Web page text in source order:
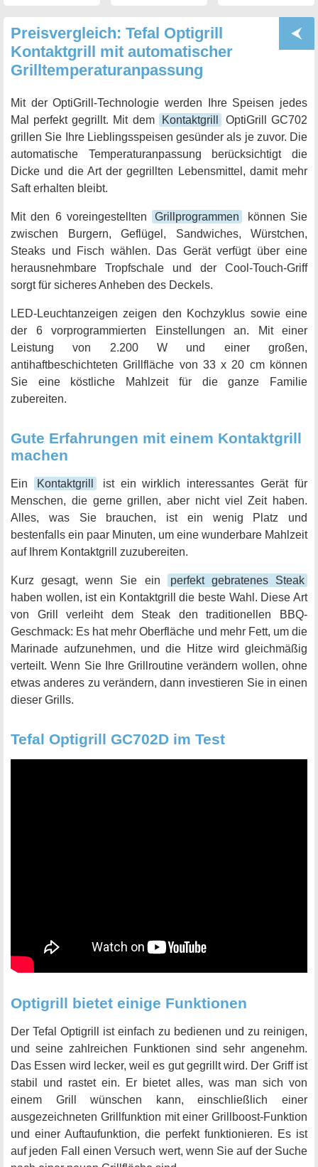
Kontrollleuchte
Schwarz
Kontrollleuchte
Schwarz
Preisvergleich: Tefal Optigrill
Kontaktgrill mit automatischer
Grilltemperaturanpassung
Mit der OptiGrill-Technologie werden Ihre Speisen jedes
Mal perfekt gegrillt. Mit dem
Kontaktgrill
OptiGrill GC702
grillen Sie Ihre Lieblingsspeisen gesünder als je zuvor. Die
automatische Temperaturanpassung berücksichtigt die
Dicke und die Art der gegrillten Lebensmittel, damit mehr
Saft erhalten bleibt.
Mit den 6 voreingestellten Grillprogrammen
können Sie
zwischen Burgern, Geflügel, Sandwiches, Würstchen,
Steaks und Fisch wählen. Das Gerät verfügt über eine
herausnehmbare Tropfschale und der Cool-Touch-Griff
sorgt für sicheres Anheben des Deckels.
LED-Leuchtanzeigen zeigen den Kochzyklus sowie eine
der 6 vorprogrammierten Einstellungen an. Mit einer
Leistung von 2.200 W und einer großen,
antihaftbeschichteten Grillfläche von 33 x 20 cm können
Sie eine köstliche Mahlzeit für die ganze Familie
zubereiten.
Gute Erfahrungen mit einem Kontaktgrill
machen
Ein Kontaktgrill
ist ein wirklich interessantes Gerät für
Menschen, die gerne grillen, aber nicht viel Zeit haben.
Alles, was Sie brauchen, ist ein wenig Platz und
bestenfalls ein paar Minuten, um eine wunderbare Mahlzeit
auf Ihrem Kontaktgrill zuzubereiten.
Kurz gesagt, wenn Sie ein
perfekt gebratenes Steak
haben wollen, ist ein Kontaktgrill die beste Wahl. Diese Art
von Grill verleiht dem Steak den traditionellen BBQ-
Geschmack: Es hat mehr Oberfläche und mehr Fett, um die
Marinade aufzunehmen, und die Hitze wird gleichmäßig
verteilt. Wenn Sie Ihre Grillroutine verändern wollen, ohne
etwas anderes zu verändern, dann investieren Sie in einen
dieser Grills.
Tefal Optigrill GC702D im Test
Optigrill bietet einige Funktionen
Der Tefal Optigrill ist einfach zu bedienen und zu reinigen,
und seine zahlreichen Funktionen sind sehr angenehm.
Das Essen wird lecker, weil es gut gegrillt wird. Der Griff ist
stabil und rastet ein. Er bietet alles, was man sich von
einem Grill wünschen kann, einschließlich einer
ausgezeichneten Grillfunktion mit einer Grillboost-Funktion
und einer Auftaufunktion, die perfekt funktionieren. Es ist
auf jeden Fall einen Versuch wert, wenn Sie auf der Suche